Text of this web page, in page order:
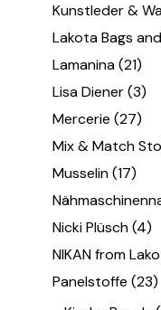
Kunstleder &
Lakota Bags
Lamanina (21)
Lisa Diener (3)
Mercerie (27)
Mix & Match
Musselin (17)
Nicki Plüsch (4)
NIKAN from
Panelstoffe (23)